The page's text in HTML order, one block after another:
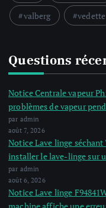
valberg
vedette
Questions
Notice Centrale vapeur
problèmes de vapeur
par admin
août 7, 2026
Notice Lave linge
installer le lave-linge sur
par admin
août 6, 2026
Notice Lave linge
machine affiche une